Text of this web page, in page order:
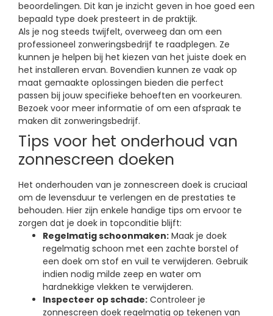
beoordelingen. Dit kan je inzicht geven in hoe goed een
bepaald type doek presteert in de praktijk.
Als je nog steeds twijfelt, overweeg dan om een
professioneel zonweringsbedrijf te raadplegen. Ze
kunnen je helpen bij het kiezen van het juiste doek en
het installeren ervan. Bovendien kunnen ze vaak op
maat gemaakte oplossingen bieden die perfect
passen bij jouw specifieke behoeften en voorkeuren.
Bezoek voor meer informatie of om een afspraak te
maken dit zonweringsbedrijf.
Tips voor het onderhoud van
zonnescreen doeken
Het onderhouden van je zonnescreen doek is cruciaal
om de levensduur te verlengen en de prestaties te
behouden. Hier zijn enkele handige tips om ervoor te
zorgen dat je doek in topconditie blijft:
Regelmatig schoonmaken: Maak je doek
regelmatig schoon met een zachte borstel of
een doek om stof en vuil te verwijderen. Gebruik
indien nodig milde zeep en water om
hardnekkige vlekken te verwijderen.
Inspecteer op schade: Controleer je
zonnescreen doek regelmatig op tekenen van